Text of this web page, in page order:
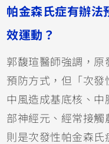
帕金森氏症有辦法
效運動？
郭馥瑄醫師強調，原
預防方式，但「次發
中風造成基底核、中
部神經元、經常接觸
則是次發性帕金森氏